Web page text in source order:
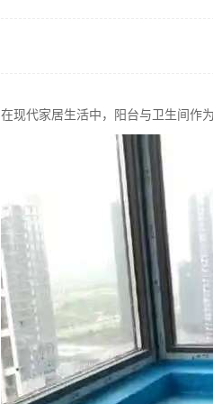
在现代家居生活中，阳台与卫生间作